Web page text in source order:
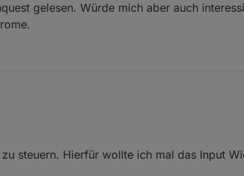
gelesen. Würde mich aber auch
steuern. Hierfür wollte ich mal das Input